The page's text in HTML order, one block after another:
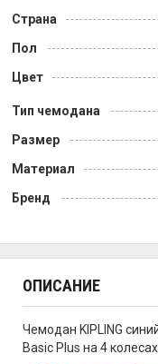
Страна
Пол
Цвет
Тип чемодана
Размер
Материал
Бренд
ОПИСАНИЕ
Чемодан KIPLING
Basic Plus на 4